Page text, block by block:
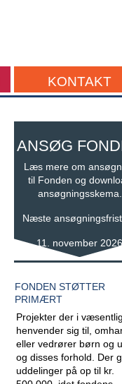
KONTAKT
ANSØG
Læs mere om
til Fonden og
ansøgningsskema.
Næste
11. november 2026
FONDEN STØTTER
PRIMÆRT
Projekter der i
henvender sig til,
eller vedrører børn og
og disses forhold. Der
uddelinger på op til kr.